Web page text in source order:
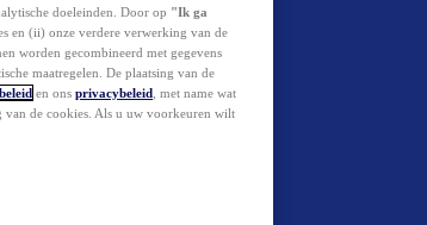
doeleinden. Door op "Ik ga
en (ii) onze verdere verwerking van de
worden gecombineerd met gegevens
maatregelen. De plaatsing van de
en ons privacybeleid , met name wat
van de cookies. Als u uw voorkeuren wilt